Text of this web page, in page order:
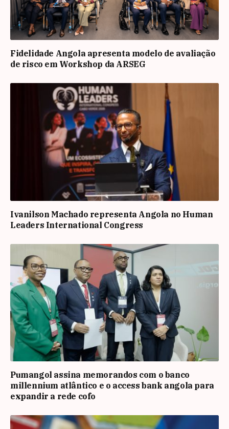
Fidelidade Angola apresenta modelo de avaliação
de risco em Workshop da ARSEG
Ivanilson Machado representa Angola no Human
Leaders International Congress
Pumangol assina memorandos com o banco
millennium atlântico e o access bank angola para
expandir a rede cofo